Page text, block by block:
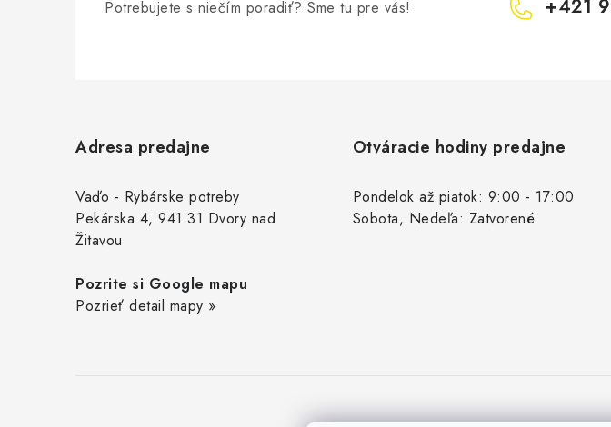
Potrebujete s niečím poradiť? Sme tu pre vás!
+421
Adresa predajne
Vaďo - Rybárske potreby
Pekárska 4, 941 31 Dvory nad
Žitavou
Pozrite si Google mapu
Pozrieť detail mapy »
Otváracie hodiny predajne
Pondelok až piatok: 9:00 - 17:00
Sobota, Nedeľa: Zatvorené